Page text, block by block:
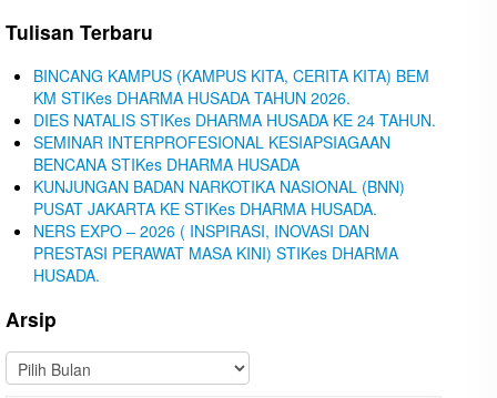
Tulisan Terbaru
BINCANG KAMPUS (KAMPUS KITA, CERITA KITA) BEM
KM STIKes DHARMA HUSADA TAHUN 2026.
DIES NATALIS STIKes DHARMA HUSADA KE 24 TAHUN.
SEMINAR INTERPROFESIONAL KESIAPSIAGAAN
BENCANA STIKes DHARMA HUSADA
KUNJUNGAN BADAN NARKOTIKA NASIONAL (BNN)
PUSAT JAKARTA KE STIKes DHARMA HUSADA.
NERS EXPO – 2026 ( INSPIRASI, INOVASI DAN
PRESTASI PERAWAT MASA KINI) STIKes DHARMA
HUSADA.
Arsip